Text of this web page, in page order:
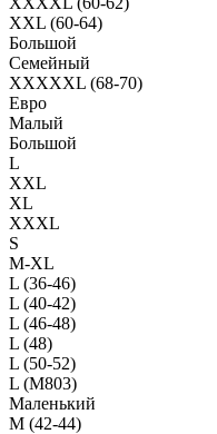
XXL (60-64)
Большой
Семейный
XXXXXL (68-70)
Евро
Малый
Большой
L
XXL
XL
XXXL
S
M-XL
L (36-46)
L (40-42)
L (46-48)
L (48)
L (50-52)
L (M803)
Маленький
М (42-44)